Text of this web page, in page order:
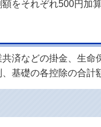
をそれぞれ500円加算
済などの掛金、生
基礎の各控除の合計